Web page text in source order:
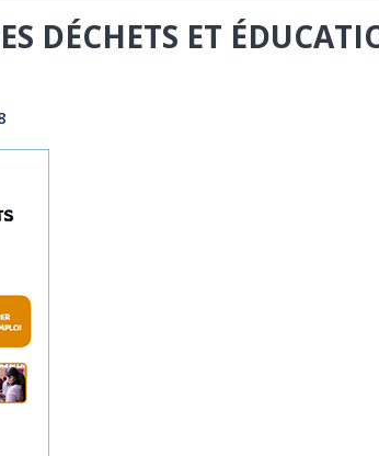
DÉCHETS ET